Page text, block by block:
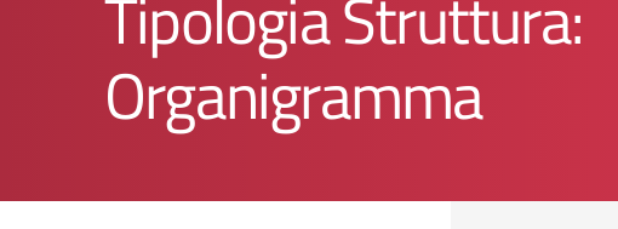
Tipologia Struttura:
Organigramma